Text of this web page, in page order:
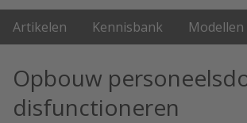
Artikelen Kennisbank Modellen
Opbouw
disfunctioneren